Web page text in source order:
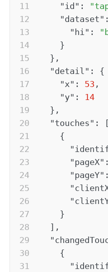
"id" :
"dataset" :
"hi" :
}
} ,
"detail" :
{
"x" : 53 ,
"y" :
14
} ,
"touches" :
[
{
"pageX" :
"pageY" :
}
] ,
{